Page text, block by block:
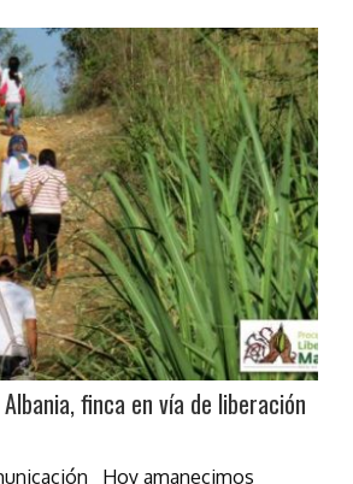
finca en vía de liberación
Hoy amanecimos